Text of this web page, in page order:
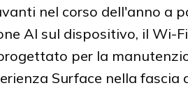
nel corso dell'anno a
AI sul dispositivo, il Wi-
per la
Surface nella fascia